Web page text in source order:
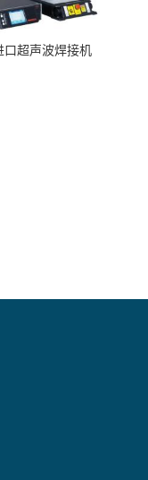
口超声波焊接机